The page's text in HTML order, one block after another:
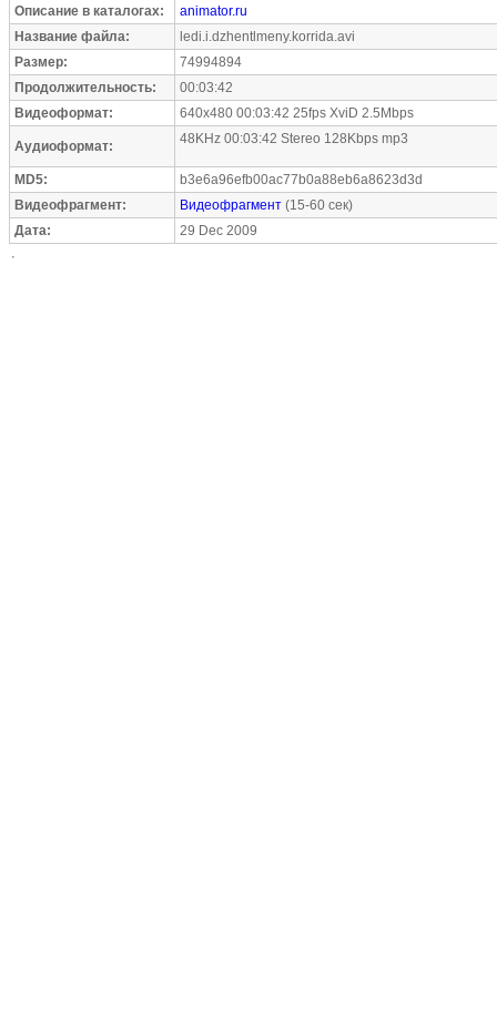
Описание в каталогах:
animator.ru
Название файла:
ledi.i.dzhentlmeny.korrida.avi
Размер:
74994894
Продолжительность:
00:03:42
Видеоформат:
640x480 00:03:42 25fps XviD 2.5Mbps
Аудиоформат: 48KHz 00:03:42 Stereo 128Kbps mp3
MD5:
b3e6a96efb00ac77b0a88eb6a8623d3d
Видеофрагмент:
Видеофрагмент (15-60 сек)
Дата:
29 Dec 2009